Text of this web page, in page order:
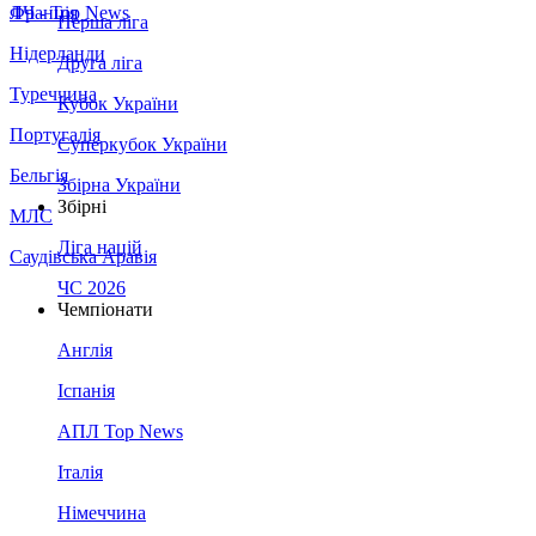
Франція
Нідерланди
Туреччина
Португалія
Бельгія
МЛС
Саудівська Аравія
ЛЧ - Top News
Перша ліга
Друга ліга
Кубок України
Суперкубок України
Збірна України
Збірні
Ліга націй
ЧС 2026
Чемпіонати
Англія
Іспанія
АПЛ Top News
Італія
Німеччина